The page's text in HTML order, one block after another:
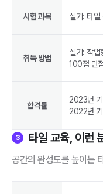
시험 과목 실기: 타일
취득 방법
실기: 작
100점 만
합격률
2023년
2022년
3 타일 교육, 이런
공간의 완성도를 높이는